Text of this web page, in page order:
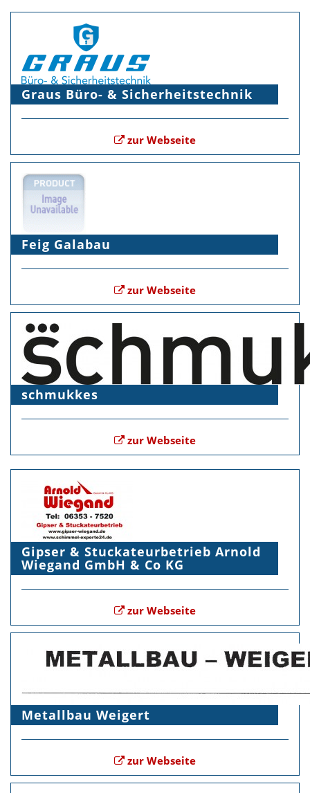
Graus Büro- & Sicherheitstechnik
zur Webseite
Feig Galabau
zur Webseite
schmukkes
zur Webseite
Gipser & Stuckateurbetrieb Arnold
Wiegand GmbH & Co KG
zur Webseite
Metallbau Weigert
zur Webseite